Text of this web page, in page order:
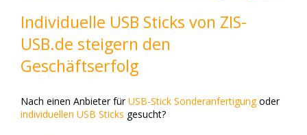
Individuelle USB Sticks von ZIS-
USB.de steigern den
Geschäftserfolg
Nach einen Anbieter fürUSB-Stick Sonderanfertigungoder
individuellen USB Sticks gesucht?